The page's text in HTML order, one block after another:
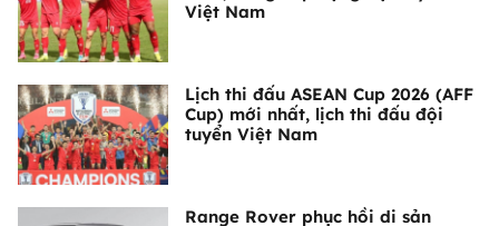
Việt Nam
Lịch thi đấu ASEAN Cup 2026 (AFF
Cup) mới nhất, lịch thi đấu đội
tuyển Việt Nam
Range Rover phục hồi di sản